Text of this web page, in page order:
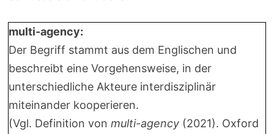
multi-agency:
Der Begriff stammt aus dem Englischen und
beschreibt eine Vorgehensweise, in der
unterschiedliche Akteure interdisziplinär
miteinander kooperieren.
(Vgl. Definition von multi-agency (2021). Oxford